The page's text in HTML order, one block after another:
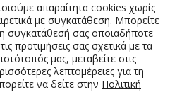
απαραίτητα cookies χωρίς
με συγκατάθεση. Μπορείτε
συγκατάθεσή σας οποιαδήποτε
προτιμήσεις σας σχετικά με τα
μας, μεταβείτε στις
λεπτομέρειες για τη
να δείτε στην Πολιτική